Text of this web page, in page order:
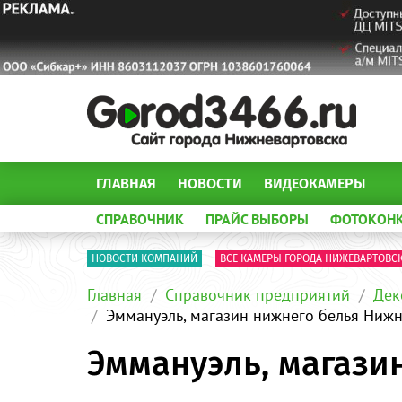
ГЛАВНАЯ НОВОСТИ ВИДЕОКАМЕРЫ
СПРАВОЧНИК ПРАЙС ВЫБОРЫ
НОВОСТИ КОМПАНИЙ ВСЕ КАМЕРЫ ГОРОДА
Главная Справочник предприятий
Эммануэль, магазин нижнего белья
Эммануэль,